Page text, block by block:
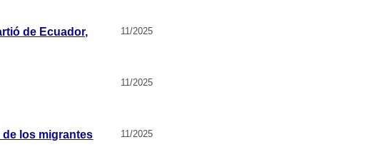
de Ecuador,
11/2025
11/2025
de los migrantes
11/2025